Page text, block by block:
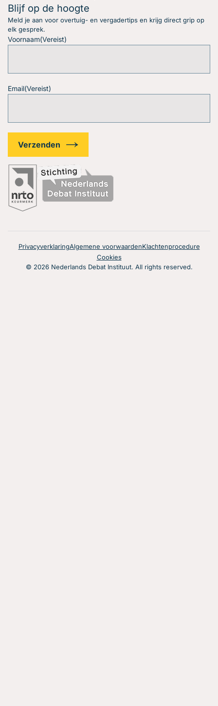
Blijf op de hoogte
Meld je aan voor overtuig- en vergadertips en krijg direct grip op
elk gesprek.
Voornaam(Vereist)
Email(Vereist)
PrivacyverklaringAlgemene voorwaardenKlachtenprocedure
Cookies
© 2026 Nederlands Debat Instituut. All rights reserved.